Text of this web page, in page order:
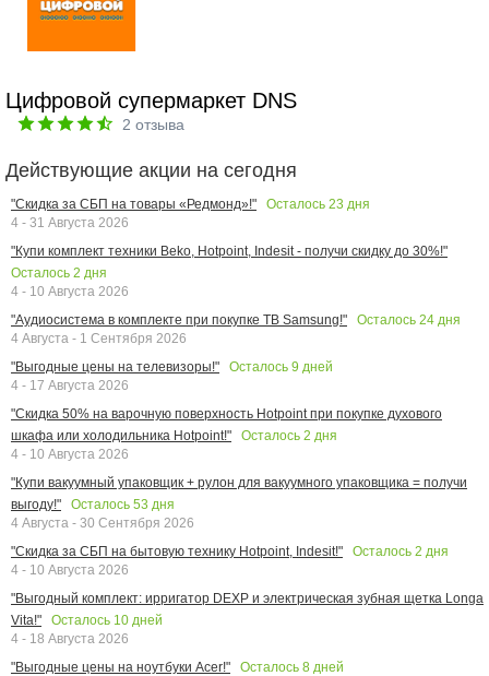
Цифровой супермаркет DNS
2 отзыва
Действующие акции на сегодня
"Скидка за СБП на товары «Редмонд»!" Осталось 23 дня
4 - 31 Августа 2026
"Купи комплект техники Beko, Hotpoint, Indesit - получи скидку до 30%!"
Осталось 2 дня
4 - 10 Августа 2026
"Аудиосистема в комплекте при покупке ТВ Samsung!"
Осталось 24 дня
4 Августа - 1 Сентября 2026
"Выгодные цены на телевизоры!"
Осталось 9 дней
4 - 17 Августа 2026
"Скидка 50% на варочную поверхность Hotpoint при покупке духового
шкафа или холодильника Hotpoint!"
Осталось 2 дня
4 - 10 Августа 2026
"Купи вакуумный упаковщик + рулон для вакуумного упаковщика = получи
выгоду!"
Осталось 53 дня
4 Августа - 30 Сентября 2026
"Скидка за СБП на бытовую технику Hotpoint, Indesit!"
Осталось 2 дня
4 - 10 Августа 2026
"Выгодный комплект: ирригатор DEXP и электрическая зубная щетка Longa
Vita!"
Осталось 10 дней
4 - 18 Августа 2026
"Выгодные цены на ноутбуки Acer!"
Осталось 8 дней